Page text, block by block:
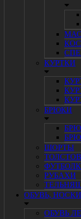
КУРТКИ
БРЮКИ
ШОРТЫ
РУБАХИ
ОБУВЬ,
ОБУВЬ